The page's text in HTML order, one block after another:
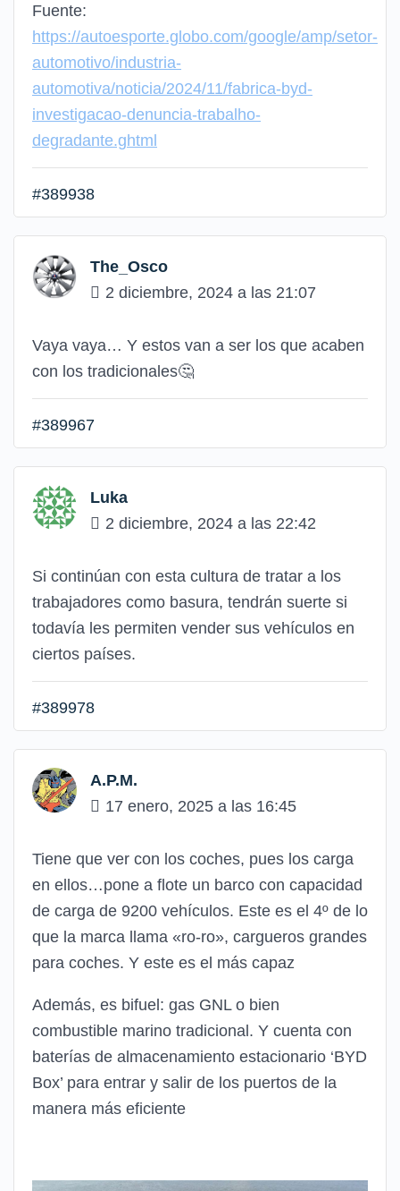
Fuente:
https://autoesporte.globo.com/google/amp/setor-
automotivo/industria-
automotiva/noticia/2024/11/fabrica-byd-
investigacao-denuncia-trabalho-
degradante.ghtml
#389938
The_Osco
2 diciembre, 2024 a las 21:07
Vaya vaya… Y estos van a ser los que acaben
con los tradicionales🤔
#389967
Luka
2 diciembre, 2024 a las 22:42
Si continúan con esta cultura de tratar a los
trabajadores como basura, tendrán suerte si
todavía les permiten vender sus vehículos en
ciertos países.
#389978
A.P.M.
17 enero, 2025 a las 16:45
Tiene que ver con los coches, pues los carga
en ellos…pone a flote un barco con capacidad
de carga de 9200 vehículos. Este es el 4º de lo
que la marca llama «ro-ro», cargueros grandes
para coches. Y este es el más capaz
Además, es bifuel: gas GNL o bien
combustible marino tradicional. Y cuenta con
baterías de almacenamiento estacionario ‘BYD
Box’ para entrar y salir de los puertos de la
manera más eficiente